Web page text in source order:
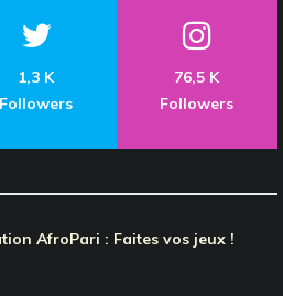
1,3 K
Followers
76,5 K
Followers
AfroPari : Faites vos jeux !